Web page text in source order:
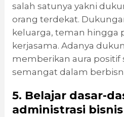
salah satunya yakni
orang terdekat.
keluarga, teman hingga
kerjasama. Adanya
memberikan aura positif
semangat dalam
5. Belajar dasar-
administrasi bisnis